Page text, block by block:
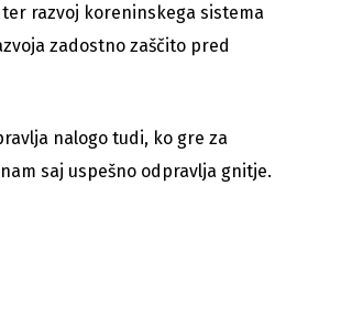
razvoj koreninskega sistema
zadostno zaščito pred
nalogo tudi, ko gre za
saj uspešno odpravlja gnitje.